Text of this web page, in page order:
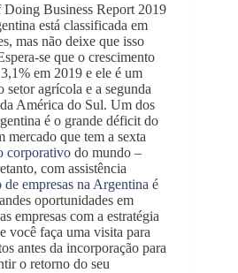
Business Report 2019
está classificada em
mas não deixe que isso
se que o crescimento
em 2019 e ele é um
agrícola e a segunda
América do Sul. Um dos
é o grande déficit do
mercado que tem a sexta
corporativo do mundo –
com assistência
de empresas na Argentina é
oportunidades em
empresas com a estratégia
você faça uma visita para
antes da incorporação para
o retorno do seu